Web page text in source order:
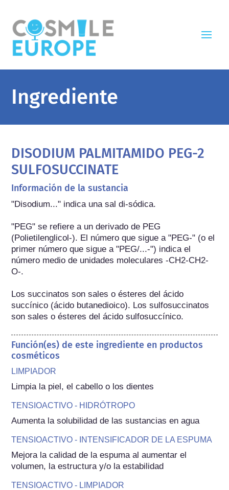
Ingrediente
DISODIUM PALMITAMIDO PEG-2
SULFOSUCCINATE
Información de la sustancia
"Disodium..." indica una sal di-sódica.
"PEG" se refiere a un derivado de PEG
(Polietilenglicol-). El número que sigue a "PEG-" (o el
primer número que sigue a "PEG/...-") indica el
número medio de unidades moleculares -CH2-CH2-
O-.
Los succinatos son sales o ésteres del ácido
succínico (ácido butanedioico). Los sulfosuccinatos
son sales o ésteres del ácido sulfosuccínico.
Función(es) de este ingrediente en productos
cosméticos
LIMPIADOR
Limpia la piel, el cabello o los dientes
TENSIOACTIVO - HIDRÓTROPO
Aumenta la solubilidad de las sustancias en agua
TENSIOACTIVO - INTENSIFICADOR DE LA ESPUMA
Mejora la calidad de la espuma al aumentar el
volumen, la estructura y/o la estabilidad
TENSIOACTIVO - LIMPIADOR